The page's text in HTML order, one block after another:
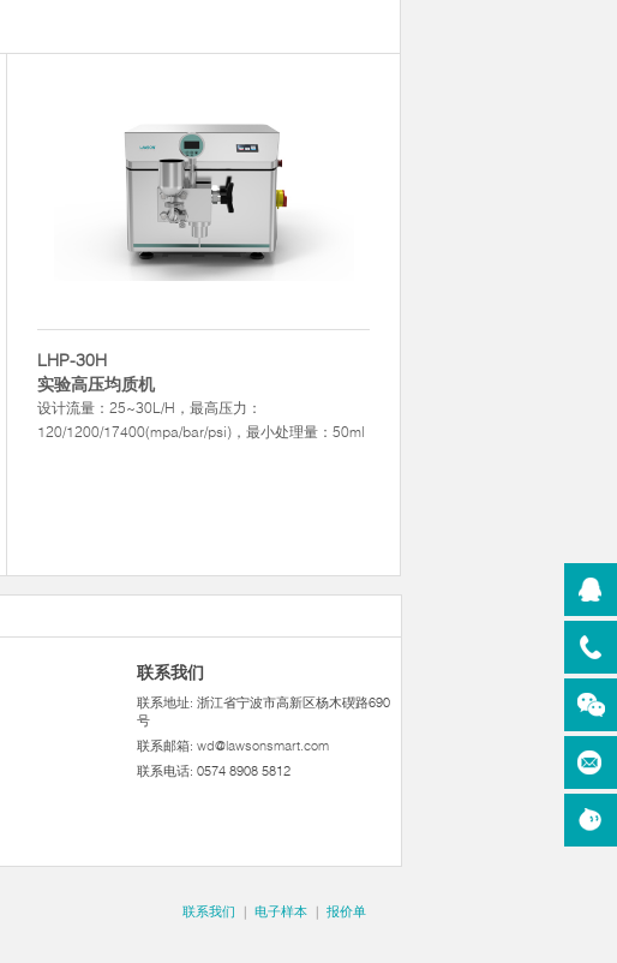
LHP-30H
实验高压均质机
设计流量：25~30L/H，最高压力：
120/1200/17400(mpa/bar/psi)，最小处理量：50ml
联系我们
联系地址: 浙江省宁波市高新区杨木碶路690
号
联系邮箱: wd@lawsonsmart.com
联系电话: 0574 8908 5812
联系我们 | 电子样本 | 报价单